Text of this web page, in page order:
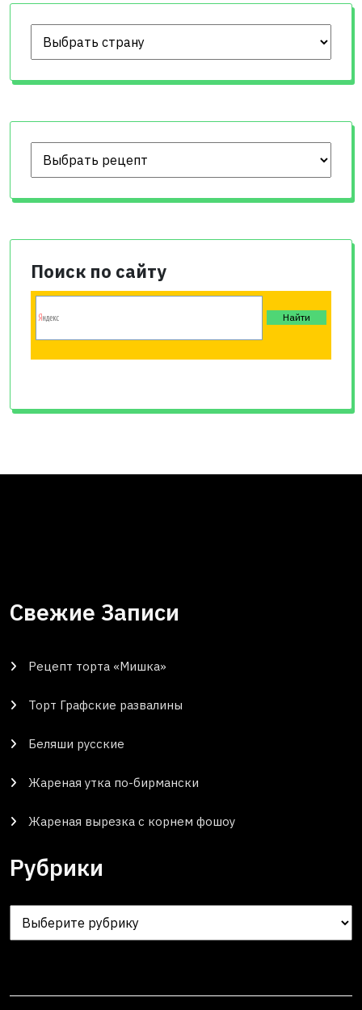
Поиск по сайту
Свежие Записи
Рецепт торта «Мишка»
Торт Графские развалины
Беляши русские
Жареная утка по-бирмански
Жареная вырезка с корнем фошоу
Рубрики
Рубрики